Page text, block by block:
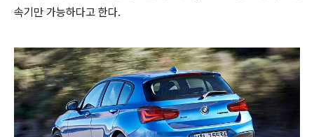
속기만 가능하다고 한다.